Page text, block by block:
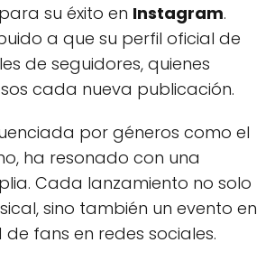
su éxito en Instagram.
a que su perfil oficial de
de seguidores, quienes
cada nueva publicación.
por géneros como el
ha resonado con una
Cada lanzamiento no solo
sino también un evento en
fans en redes sociales.